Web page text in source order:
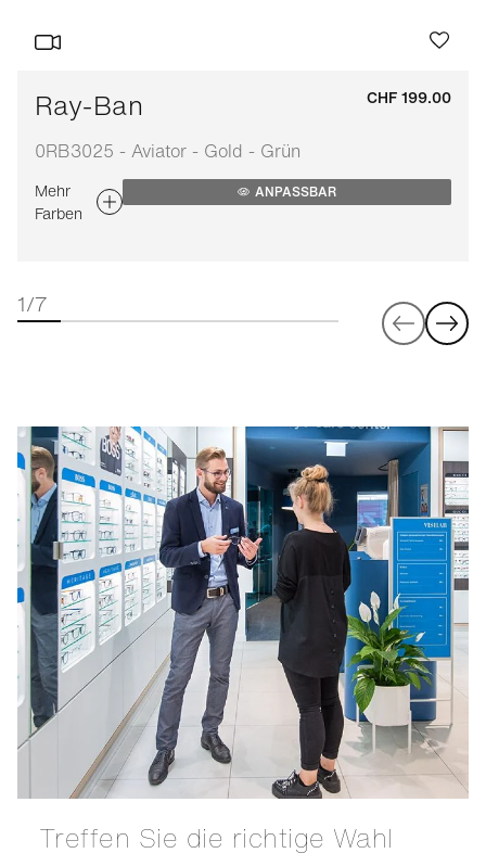
Ray-Ban
0RB3025 - Aviator - Gold - Grün
CHF 199.00
Mehr
Farben
ANPASSBAR
1/7
Treffen Sie die richtige Wahl